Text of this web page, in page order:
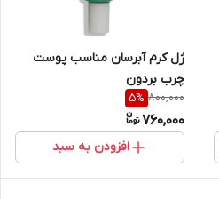
ژل کرم آبرسان مناسب پوست
چرب بردون
800,000
5%
760,000
افزودن به سبد